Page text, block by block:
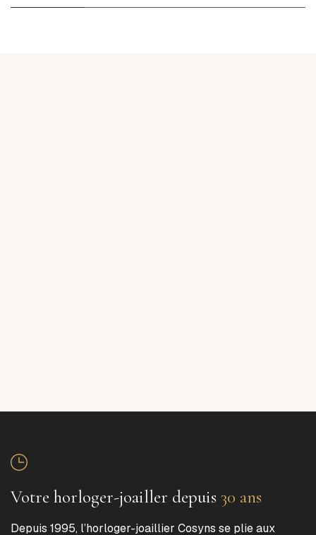
Votre horloger-joailler depuis 30 ans
Depuis 1995, l’horloger-joaillier Cosyns se plie aux